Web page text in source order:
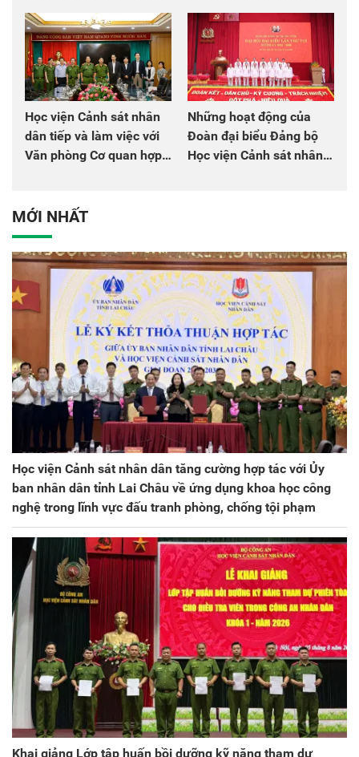
chào mừng Đại hội Đảng
đồng đội
Học viện Cảnh sát nhân
dân tiếp và làm việc với
Văn phòng Cơ quan hợp
Những hoạt động của
Đoàn đại biểu Đảng bộ
Học viện Cảnh sát nhân
MỚI NHẤT
Học viện Cảnh sát nhân dân tăng cường hợp tác với Ủy
ban nhân dân tỉnh Lai Châu về ứng dụng khoa học công
nghệ trong lĩnh vực đấu tranh phòng, chống tội phạm
Khai giảng Lớp tập huấn bồi dưỡng kỹ năng tham dự